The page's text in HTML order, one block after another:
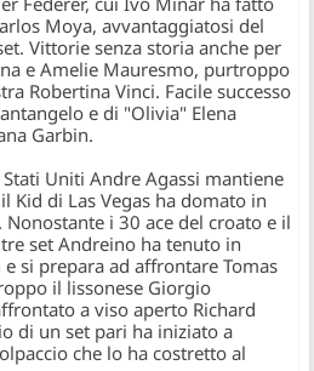
Moya, avvantaggiatosi del
Vittorie senza storia anche per
e Amelie Mauresmo, purtroppo
Robertina Vinci. Facile successo
e di "Olivia" Elena
Garbin.
Stati UnitiAndre Agassi mantiene
Kid di Las Vegas ha domato in
. Nonostante i 30 ace del croato e il
set Andreino ha tenuto in
si prepara ad affrontare Tomas
il lissonese Giorgio
a viso aperto Richard
di un set pari ha iniziato a
che lo ha costretto al